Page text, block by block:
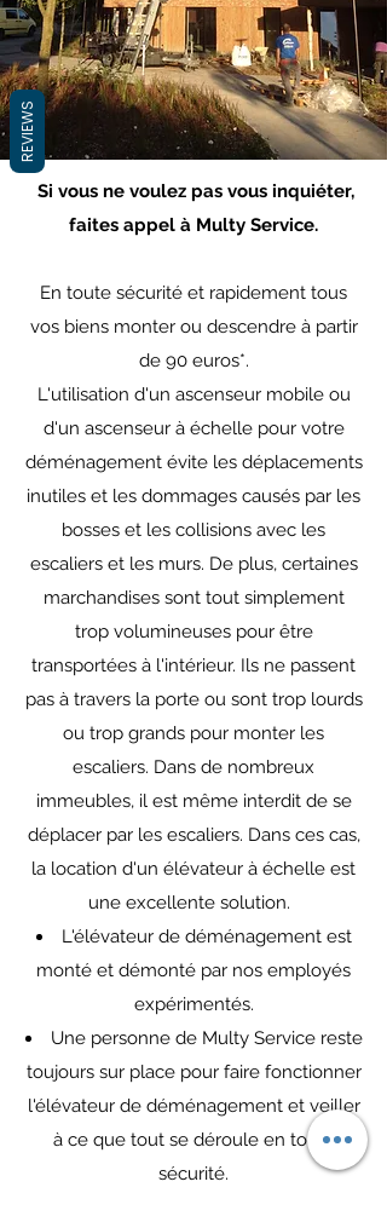
Si vous ne voulez pas vous inquiéter,
faites appel à Multy Service.
En toute sécurité et rapidement tous
vos biens monter ou descendre à partir
de 90 euros*.
L'utilisation d'un ascenseur mobile ou
d'un ascenseur à échelle pour votre
déménagement évite les déplacements
inutiles et les dommages causés par les
bosses et les collisions avec les
escaliers et les murs. De plus, certaines
marchandises sont tout simplement
trop volumineuses pour être
transportées à l'intérieur. Ils ne passent
pas à travers la porte ou sont trop lourds
ou trop grands pour monter les
escaliers. Dans de nombreux
immeubles, il est même interdit de se
déplacer par les escaliers. Dans ces cas,
la location d'un élévateur à échelle est
une excellente solution.
L'élévateur de déménagement est
monté et démonté par nos employés
expérimentés.
Une personne de Multy Service reste
toujours sur place pour faire fonctionner
l'élévateur de déménagement et veiller
à ce que tout se déroule en toute
sécurité.
REVIEWS